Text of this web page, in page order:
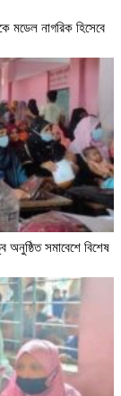
মডেল নাগরিক হিসেবে
অনুষ্ঠিত সমাবেশে বিশেষ